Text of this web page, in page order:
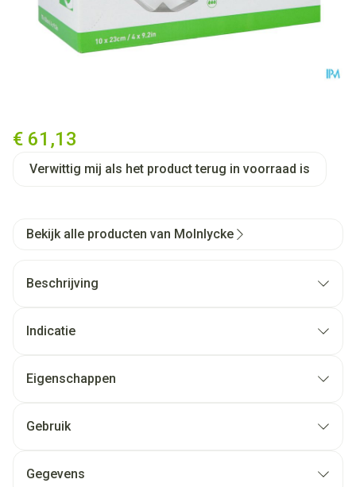
€ 61,13
Verwittig mij als het product terug in voorraad is
Bekijk alle producten van Molnlycke
Beschrijving
Indicatie
Eigenschappen
Gebruik
Gegevens